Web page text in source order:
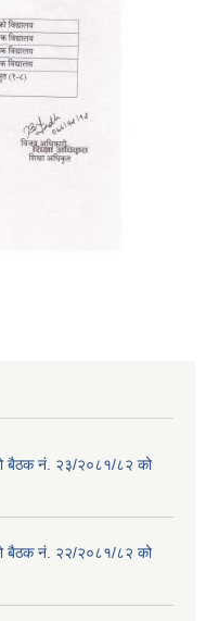
बैठक नं. २३/२०८१/८२ को
बैठक नं. २२/२०८१/८२ को